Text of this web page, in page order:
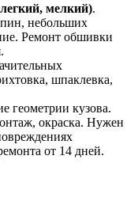
мелкий).
небольших
Ремонт обшивки
шпаклевка,
геометрии кузова.
окраска. Нужен
от 14 дней.